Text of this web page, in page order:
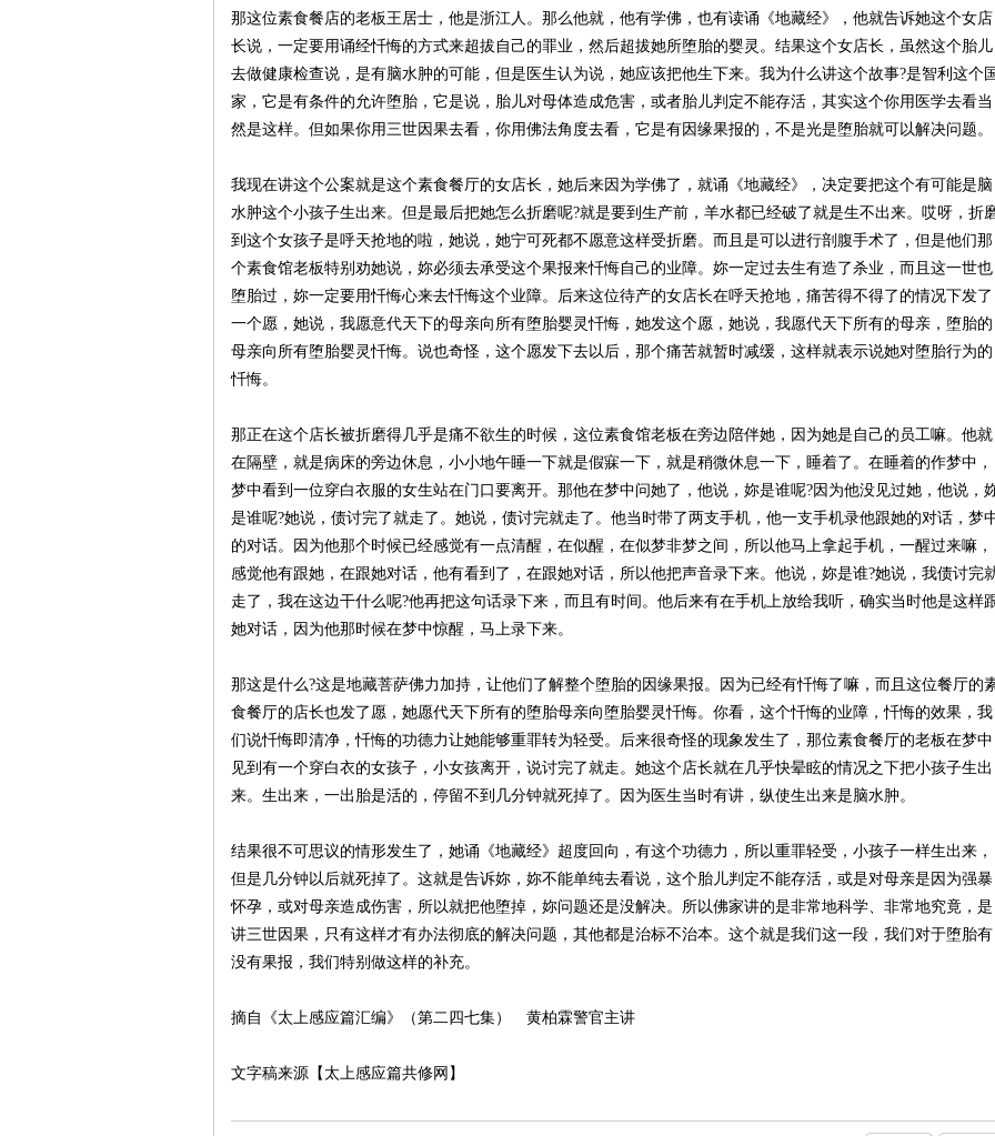
那这位素食餐店的老板王居士，他是浙江人。那么他就，他有学佛，也有读诵《地藏经》，他就告诉她这个女店
长说，一定要用诵经忏悔的方式来超拔自己的罪业，然后超拔她所堕胎的婴灵。结果这个女店长，虽然这个胎儿
去做健康检查说，是有脑水肿的可能，但是医生认为说，她应该把他生下来。我为什么讲这个故事?是智利这个
家，它是有条件的允许堕胎，它是说，胎儿对母体造成危害，或者胎儿判定不能存活，其实这个你用医学去看当
然是这样。但如果你用三世因果去看，你用佛法角度去看，它是有因缘果报的，不是光是堕胎就可以解决问题。
我现在讲这个公案就是这个素食餐厅的女店长，她后来因为学佛了，就诵《地藏经》，决定要把这个有可能是脑
水肿这个小孩子生出来。但是最后把她怎么折磨呢?就是要到生产前，羊水都已经破了就是生不出来。哎呀，折
到这个女孩子是呼天抢地的啦，她说，她宁可死都不愿意这样受折磨。而且是可以进行剖腹手术了，但是他们那
个素食馆老板特别劝她说，妳必须去承受这个果报来忏悔自己的业障。妳一定过去生有造了杀业，而且这一世也
堕胎过，妳一定要用忏悔心来去忏悔这个业障。后来这位待产的女店长在呼天抢地，痛苦得不得了的情况下发了
一个愿，她说，我愿意代天下的母亲向所有堕胎婴灵忏悔，她发这个愿，她说，我愿代天下所有的母亲，堕胎的
母亲向所有堕胎婴灵忏悔。说也奇怪，这个愿发下去以后，那个痛苦就暂时减缓，这样就表示说她对堕胎行为的
忏悔。
那正在这个店长被折磨得几乎是痛不欲生的时候，这位素食馆老板在旁边陪伴她，因为她是自己的员工嘛。他就
在隔壁，就是病床的旁边休息，小小地午睡一下就是假寐一下，就是稍微休息一下，睡着了。在睡着的作梦中，
梦中看到一位穿白衣服的女生站在门口要离开。那他在梦中问她了，他说，妳是谁呢?因为他没见过她，他说，
是谁呢?她说，债讨完了就走了。她说，债讨完就走了。他当时带了两支手机，他一支手机录他跟她的对话，梦
的对话。因为他那个时候已经感觉有一点清醒，在似醒，在似梦非梦之间，所以他马上拿起手机，一醒过来嘛，
感觉他有跟她，在跟她对话，他有看到了，在跟她对话，所以他把声音录下来。他说，妳是谁?她说，我债讨完
走了，我在这边干什么呢?他再把这句话录下来，而且有时间。他后来有在手机上放给我听，确实当时他是这样
她对话，因为他那时候在梦中惊醒，马上录下来。
那这是什么?这是地藏菩萨佛力加持，让他们了解整个堕胎的因缘果报。因为已经有忏悔了嘛，而且这位餐厅的
食餐厅的店长也发了愿，她愿代天下所有的堕胎母亲向堕胎婴灵忏悔。你看，这个忏悔的业障，忏悔的效果，我
们说忏悔即清净，忏悔的功德力让她能够重罪转为轻受。后来很奇怪的现象发生了，那位素食餐厅的老板在梦中
见到有一个穿白衣的女孩子，小女孩离开，说讨完了就走。她这个店长就在几乎快晕眩的情况之下把小孩子生出
来。生出来，一出胎是活的，停留不到几分钟就死掉了。因为医生当时有讲，纵使生出来是脑水肿。
结果很不可思议的情形发生了，她诵《地藏经》超度回向，有这个功德力，所以重罪轻受，小孩子一样生出来，
但是几分钟以后就死掉了。这就是告诉妳，妳不能单纯去看说，这个胎儿判定不能存活，或是对母亲是因为强暴
怀孕，或对母亲造成伤害，所以就把他堕掉，妳问题还是没解决。所以佛家讲的是非常地科学、非常地究竟，是
讲三世因果，只有这样才有办法彻底的解决问题，其他都是治标不治本。这个就是我们这一段，我们对于堕胎有
没有果报，我们特别做这样的补充。
摘自《太上感应篇汇编》（第二四七集） 黄柏霖警官主讲
文字稿来源【太上感应篇共修网】